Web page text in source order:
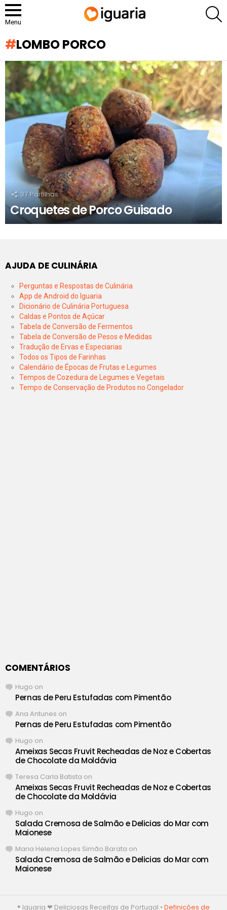
Menu
LOMBO PORCO
RECOMENDADOS
37 Partilhas
Croquetes de Porco Guisado
AJUDA DE CULINÁRIA
Perguntas e Respostas de Culinária
App de Android do Iguaria
Dicionário de Culinária Portuguesa
Caldas e Pontos de Açúcar
Tabela de Conversão de Fermentos
Tabela de Conversão de Pesos e Medidas
Tradução de Ervas e Especiarias
Todos os Tipos de Farinhas
Calendário de Épocas de Frutas e Legumes
Tempos de Cozedura de Legumes e Vegetais
Tempo de Conservação de Produtos no Congelador
COMENTÁRIOS
Hugo on
Pernas de Peru Estufadas com Pimentão
Ana Antunes on
Pernas de Peru Estufadas com Pimentão
Hugo on
Ameixas Secas Fruvit Recheadas de Noz e Cobertas
de Chocolate da Moldávia
Teresa Carla Batista on
Ameixas Secas Fruvit Recheadas de Noz e Cobertas
de Chocolate da Moldávia
Hugo on
Salada Cremosa de Salmão e Delicias do Mar com
Maionese
Maria Helena Lopes Simão Barata on
Salada Cremosa de Salmão e Delicias do Mar com
Maionese
® Iguaria ❤ Deliciosas Receitas de Portugal • Definições de